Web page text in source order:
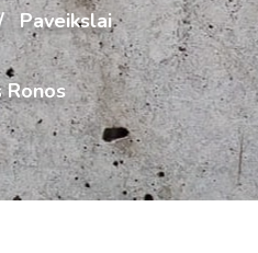
Paveikslai
Ronos